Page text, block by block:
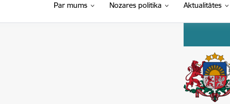
Par mums Nozares politika Aktualitātes